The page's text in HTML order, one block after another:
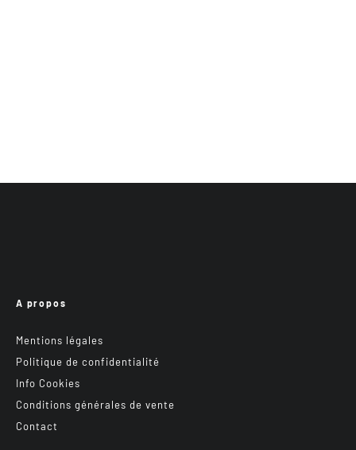
A propos
Mentions légales
Politique de confidentialité
Info Cookies
Conditions générales de vente
Contact